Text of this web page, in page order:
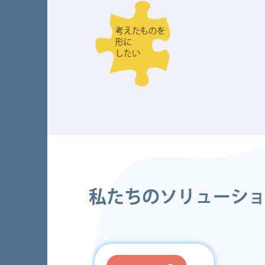
考えたものを
形に
したい
私たちのソリューシ